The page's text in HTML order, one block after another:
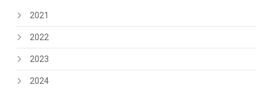
2021
2022
2023
2024